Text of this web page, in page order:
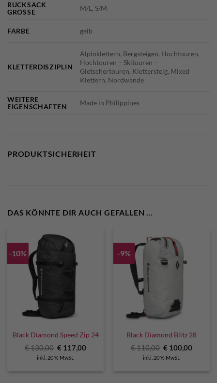
RUCKSACK
GRÖSSE
M/L, S/M
FARBE gelb
KLETTERDISZIPLIN
Alpinklettern, Bergsteigen, Hochtouren,
Hochtouren – Skitouren –
Gletschertouren, Klettersteig, Mixed
Klettern, Nordwände
WEITERE
EIGENSCHAFTEN
Made in Philippines
PRODUKTSICHERHEIT
DAS KÖNNTE DIR AUCH GEFALLEN …
-10%
Black Diamond Speed Zip 24
€130,00 Ursprünglicher
war:
€ 117,00Aktueller
inkl. 20 % MwSt.
-9%
Black Diamond Blitz 28
€110,00 Ursprünglicher
war:
€ 100,00
inkl. 20 % MwSt.